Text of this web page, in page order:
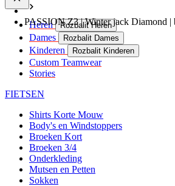
Heren Rozbalit Heren
Dames Rozbalit Dames
Kinderen Rozbalit Kinderen
Custom Teamwear
Stories
FIETSEN
Shirts Korte Mouw
Body's en Windstoppers
Broeken Kort
Broeken 3/4
Onderkleding
Mutsen en Petten
Sokken
PASSION Z3 | Winter jack Diamond |